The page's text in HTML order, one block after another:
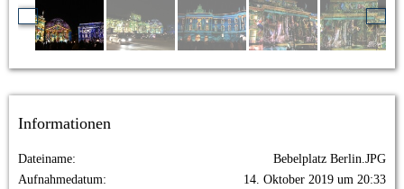
Informationen
Dateiname
Bebelplatz Berlin.JPG
Aufnahmedatum
14. Oktober 2019 um 20:33